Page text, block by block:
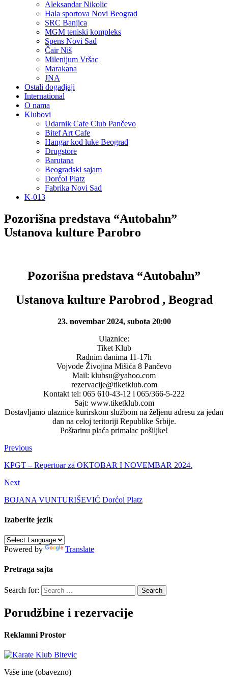
Aleksandar Nikolic
Hala sportova Novi Beograd
SRC Banjica
MGM teniski kompleks
Spens Novi Sad
Čair Niš
Milenijum Vršac
Marakana
JNA
Ostali dogadjaji
International
O nama
Klubovi
Udarnik Cafe Club Pančevo
Bitef Art Cafe
Hangar kod luke Beograd
Drugstore
Barutana
Beogradski sajam
Dorćol Platz
Fabrika Novi Sad
K-013
Pozorišna predstava “Autobahn”
Ustanova kulture Parobro
Pozorišna predstava “Autobahn”
Ustanova kulture Parobrod , Beograd
23. novembar 2024, subota 20:00
Ulaznice:
Tiket Klub
Radnim danima 11-17h
Vojvode Živojina Mišića 8 Pančevo
Mail: klubsu@yahoo.com
rezervacije@tiketklub.com
Kontakt tel: 065 610-43-12 i 065/366-5-222
Sajt: www.tiketklub.com
Dostavljamo ulaznice kurirskom službom na željenu adresu za jedan
dan na celoj teritoriji Republike Srbije.
Poštarinu plaća primalac pošiljke!
Previous
KPGT – Repertoar za OKTOBAR I NOVEMBAR 2024.
Next
BOJANA VUNTURIŠEVIĆ Dorćol Platz
Izaberite jezik
Powered by Translate
Pretraga sajta
Search for:
Porudžbine i rezervacije
Reklamni Prostor
Vaše ime (obavezno)